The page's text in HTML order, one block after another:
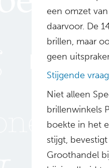
een omzet
daarvoor. De
brillen, maar
geen
Stijgende vraag
Niet alleen
brillenwinkels
boekte in het
stijgt,
Groothandel